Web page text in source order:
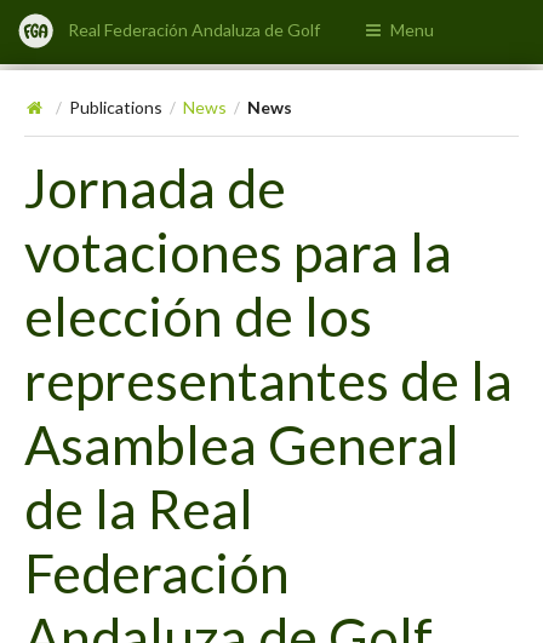
Real Federación Andaluza de Golf Menu
/ Publications / News / News
Jornada de
votaciones para la
elección de los
representantes de la
Asamblea General
de la Real
Federación